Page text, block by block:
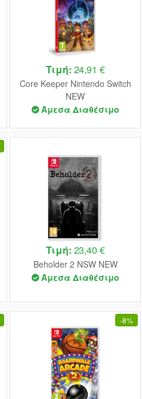
Τιμή: 24,91 €
Core Keeper Nintendo Switch
NEW
Άμεσα Διαθέσιμο
Τιμή: 23,40 €
Beholder 2 NSW NEW
Άμεσα Διαθέσιμο
-8%